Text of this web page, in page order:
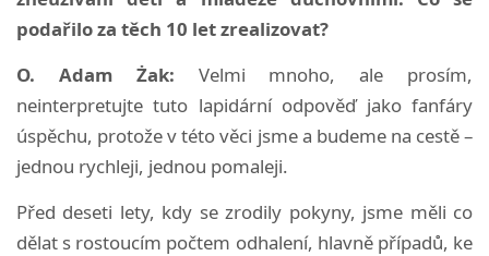
podařilo za těch 10 let zrealizovat?
O. Adam Żak: Velmi mnoho, ale prosím,
neinterpretujte tuto lapidární odpověď jako fanfáry
úspěchu, protože v této věci jsme a budeme na cestě –
jednou rychleji, jednou pomaleji.
Před deseti lety, kdy se zrodily pokyny, jsme měli co
dělat s rostoucím počtem odhalení, hlavně případů, ke